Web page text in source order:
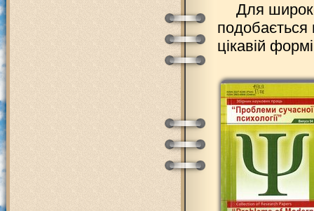
Для
подобається
цікавій